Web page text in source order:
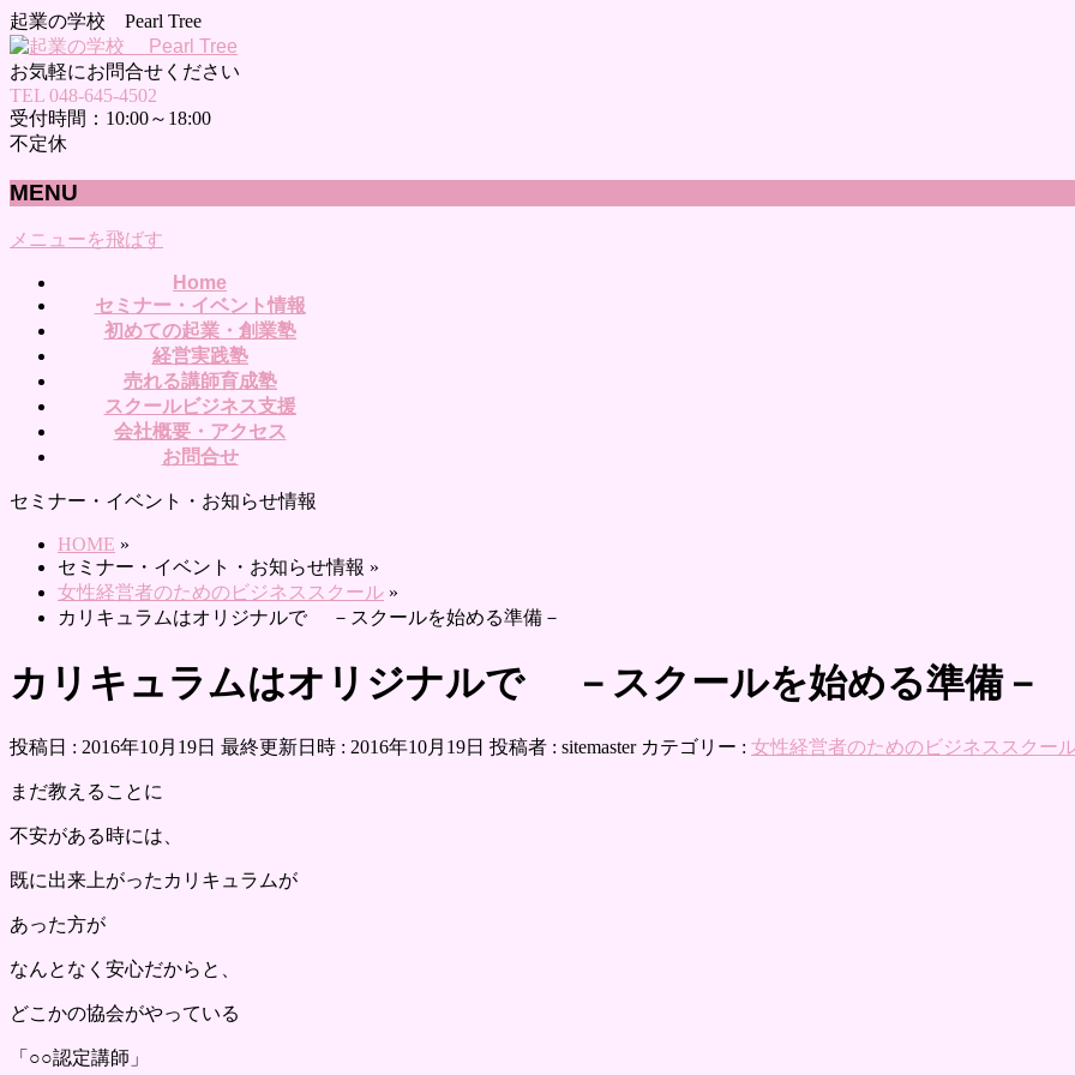
起業の学校 Pearl Tree
お気軽にお問合せください
TEL 048-645-4502
受付時間：10:00～18:00
不定休
MENU
メニューを飛ばす
Home
セミナー・イベント情報
初めての起業・創業塾
経営実践塾
売れる講師育成塾
スクールビジネス支援
会社概要・アクセス
お問合せ
セミナー・イベント・お知らせ情報
HOME »
セミナー・イベント・お知らせ情報 »
女性経営者のためのビジネススクール »
カリキュラムはオリジナルで －スクールを始める準備－
カリキュラムはオリジナルで －スクールを始める準備－
投稿日 : 2016年10月19日 最終更新日時 : 2016年10月19日 投稿者 : sitemaster カテゴリー : 女性経営者のためのビジネススクー
まだ教えることに
不安がある時には、
既に出来上がったカリキュラムが
あった方が
なんとなく安心だからと、
どこかの協会がやっている
「○○認定講師」